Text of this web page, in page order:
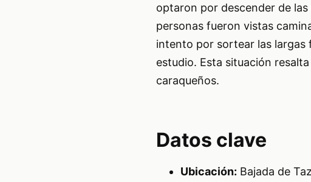
optaron por descender de
personas fueron vistas
intento por sortear las largas
estudio. Esta situación
caraqueños.
Datos clave
Ubicación: Bajada de